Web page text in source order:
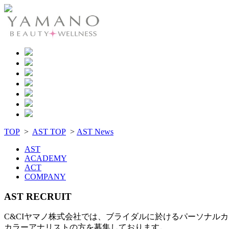
TOP > AST TOP > AST News
AST
ACADEMY
ACT
COMPANY
AST RECRUIT
C&CIヤマノ株式会社では、ブライダルに於けるパーソナルカ